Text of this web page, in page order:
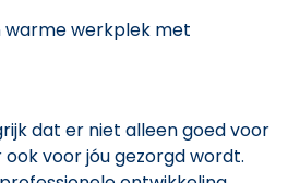
warme werkplek met
dat er niet alleen goed voor
voor jóu gezorgd wordt.